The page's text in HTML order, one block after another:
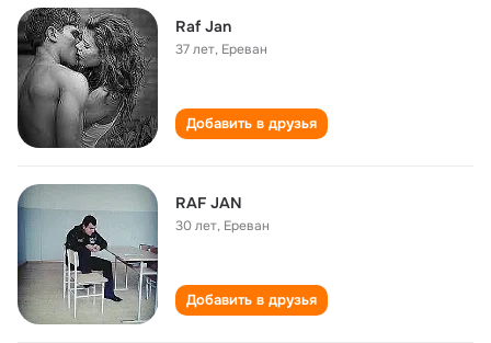
Raf Jan
37 лет, Ереван
Добавить в друзья
RAF JAN
30 лет, Ереван
Добавить в друзья